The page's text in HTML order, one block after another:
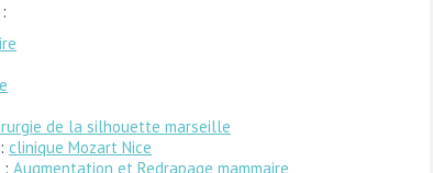
de la silhouette marseille
clinique Mozart Nice
Augmentation et Redrapage mammaire